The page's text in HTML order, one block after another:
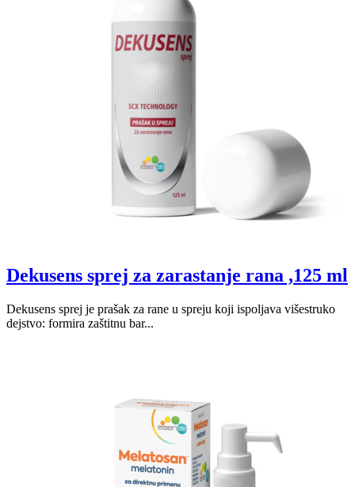
Dekusens sprej za zarastanje rana ,125 ml
Dekusens sprej je prašak za rane u spreju koji ispoljava višestruko
dejstvo: formira zaštitnu bar...